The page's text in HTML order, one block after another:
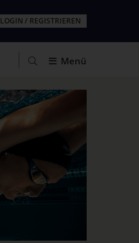
LOGIN / REGISTRIEREN
Menü